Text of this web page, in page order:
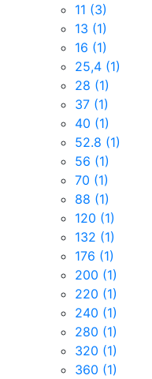
11 (3)
13 (1)
16 (1)
25,4 (1)
28 (1)
37 (1)
40 (1)
52.8 (1)
56 (1)
70 (1)
88 (1)
120 (1)
132 (1)
176 (1)
200 (1)
220 (1)
240 (1)
280 (1)
320 (1)
360 (1)